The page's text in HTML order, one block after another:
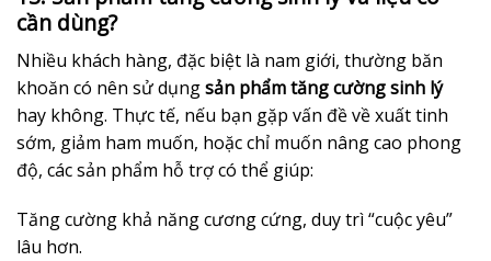
cần dùng?
Nhiều khách hàng, đặc biệt là nam giới, thường băn
khoăn có nên sử dụngsản phẩm tăng cường sinh lý
hay không. Thực tế, nếu bạn gặp vấn đề về xuất tinh
sớm, giảm ham muốn, hoặc chỉ muốn nâng cao phong
độ, các sản phẩm hỗ trợ có thể giúp:
Tăng cường khả năng cương cứng, duy trì “cuộc yêu”
lâu hơn.